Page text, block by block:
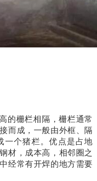
的栅栏相隔，栅栏通常
而成，一般由外框、隔
一个猪栏。优点是占地
材，成本高，相邻圈之
经常有开焊的地方需要